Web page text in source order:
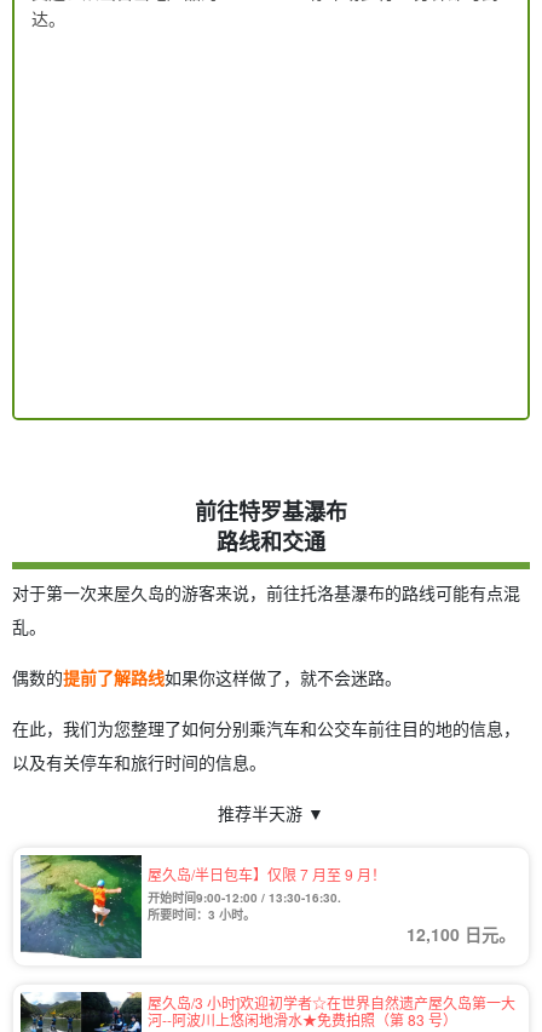
达。
前往特罗基瀑布
路线和交通
对于第一次来屋久岛的游客来说，前往托洛基瀑布的路线可能有点混
乱。
偶数的提前了解路线如果你这样做了，就不会迷路。
在此，我们为您整理了如何分别乘汽车和公交车前往目的地的信息，
以及有关停车和旅行时间的信息。
推荐半天游 ▼
屋久岛/半日包车】仅限 7 月至 9 月！
开始时间9:00-12:00 / 13:30-16:30.
所要时间：3 小时。
12,100 日元。
屋久岛/3 小时]欢迎初学者☆在世界自然遗产屋久岛第一大
河--阿波川上悠闲地滑水★免费拍照（第 83 号）